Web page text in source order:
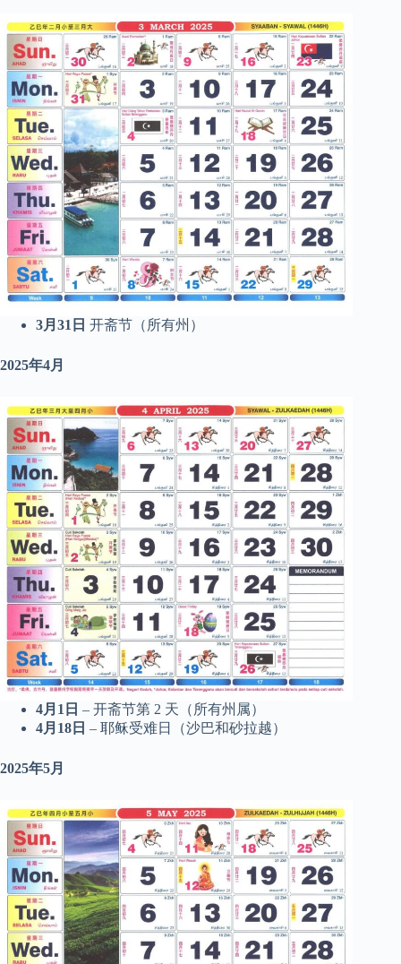
3月31日 开斋节（所有州）
2025年4月
4月1日 – 开斋节第 2 天（所有州属）
4月18日 – 耶稣受难日（沙巴和砂拉越）
2025年5月